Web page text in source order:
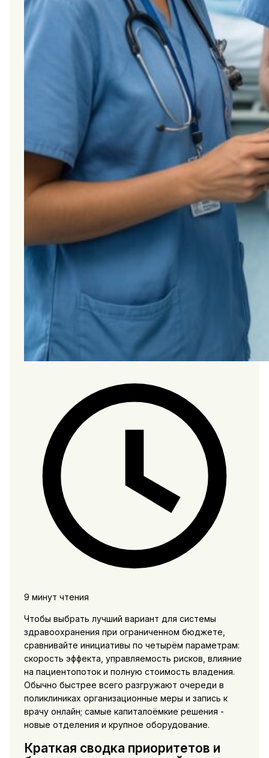
9 минут чтения
Чтобы выбрать лучший вариант для системы
здравоохранения при ограниченном бюджете,
сравнивайте инициативы по четырём параметрам:
скорость эффекта, управляемость рисков, влияние
на пациентопоток и полную стоимость владения.
Обычно быстрее всего разгружают очереди в
поликлиниках организационные меры и запись к
врачу онлайн; самые капиталоёмкие решения -
новые отделения и крупное оборудование.
Краткая сводка приоритетов и